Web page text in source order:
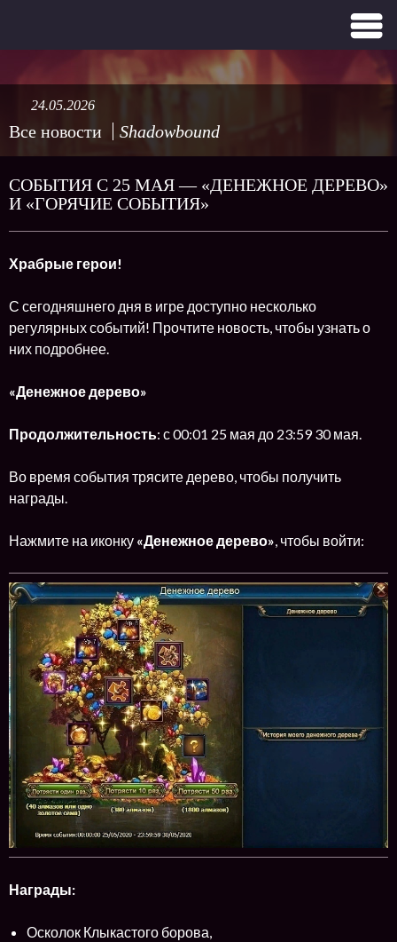
Все новости Shadowbound
24.05.2026
СОБЫТИЯ С 25 МАЯ — «ДЕНЕЖНОЕ ДЕРЕВО»
И «ГОРЯЧИЕ СОБЫТИЯ»
Храбрые герои!
С сегодняшнего дня в игре доступно несколько
регулярных событий! Прочтите новость, чтобы узнать о
них подробнее.
«Денежное дерево»
Продолжительность: с 00:01 25 мая до 23:59 30 мая.
Во время события трясите дерево, чтобы получить
награды.
Нажмите на иконку «Денежное дерево», чтобы войти:
Награды:
Осколок Клыкастого борова,